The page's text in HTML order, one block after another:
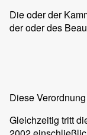
Die oder der
der oder des
Diese
Gleichzeitig tritt